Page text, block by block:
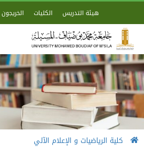
هيئة التدريس الكليات الخريجون
كلية الرياضيات و الإعلام الآلي